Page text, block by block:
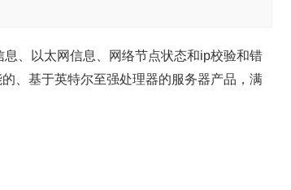
、以太网信息、网络节点状态和ip校验和错
、基于英特尔至强处理器的服务器产品，满